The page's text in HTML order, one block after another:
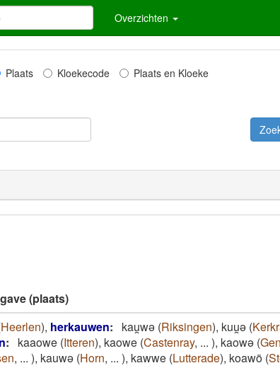
Overzichten
Plaats Kloekecode Plaats en Kloeke
(plaats)
Heerlen), herkauwen: kau̯wǝ (Riksingen), kuu̯ǝ (
: kaaowe (Itteren), kaowe (Castenray, ... ), kaowə (
, ... ), kauwə (Horn, ... ), kawwe (Lutterade), koawö (